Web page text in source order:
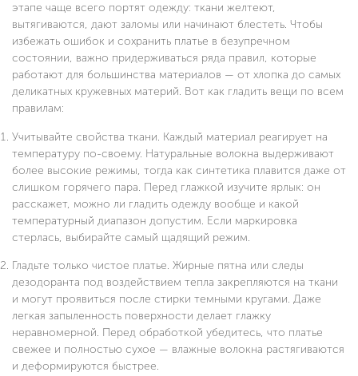
этапе чаще всего портят одежду: ткани желтеют,
вытягиваются, дают заломы или начинают блестеть. Чтобы
избежать ошибок и сохранить платье в безупречном
состоянии, важно придерживаться ряда правил, которые
работают для большинства материалов — от хлопка до самых
деликатных кружевных материй. Вот как гладить вещи по всем
правилам:
Учитывайте свойства ткани. Каждый материал реагирует на
температуру по-своему. Натуральные волокна выдерживают
более высокие режимы, тогда как синтетика плавится даже от
слишком горячего пара. Перед глажкой изучите ярлык: он
расскажет, можно ли гладить одежду вообще и какой
температурный диапазон допустим. Если маркировка
стерлась, выбирайте самый щадящий режим.
Гладьте только чистое платье. Жирные пятна или следы
дезодоранта под воздействием тепла закрепляются на ткани
и могут проявиться после стирки темными кругами. Даже
легкая запыленность поверхности делает глажку
неравномерной. Перед обработкой убедитесь, что платье
свежее и полностью сухое — влажные волокна растягиваются
и деформируются быстрее.